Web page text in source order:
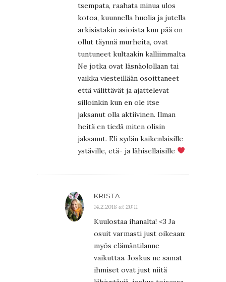
tsempata, raahata minua ulos
kotoa, kuunnella huolia ja jutella
arkisistakin asioista kun pää on
ollut täynnä murheita, ovat
tuntuneet kultaakin kalliimmalta.
Ne jotka ovat läsnäolollaan tai
vaikka viesteillään osoittaneet
että välittävät ja ajattelevat
silloinkin kun en ole itse
jaksanut olla aktiivinen. Ilman
heitä en tiedä miten olisin
jaksanut. Eli sydän kaikenlaisille
ystäville, etä- ja lähisellaisille
KRISTA
14.2.2018 at 20:11
Kuulostaa ihanalta! <3 Ja
osuit varmasti just oikeaan:
myös elämäntilanne
vaikuttaa. Joskus ne samat
ihmiset ovat just niitä